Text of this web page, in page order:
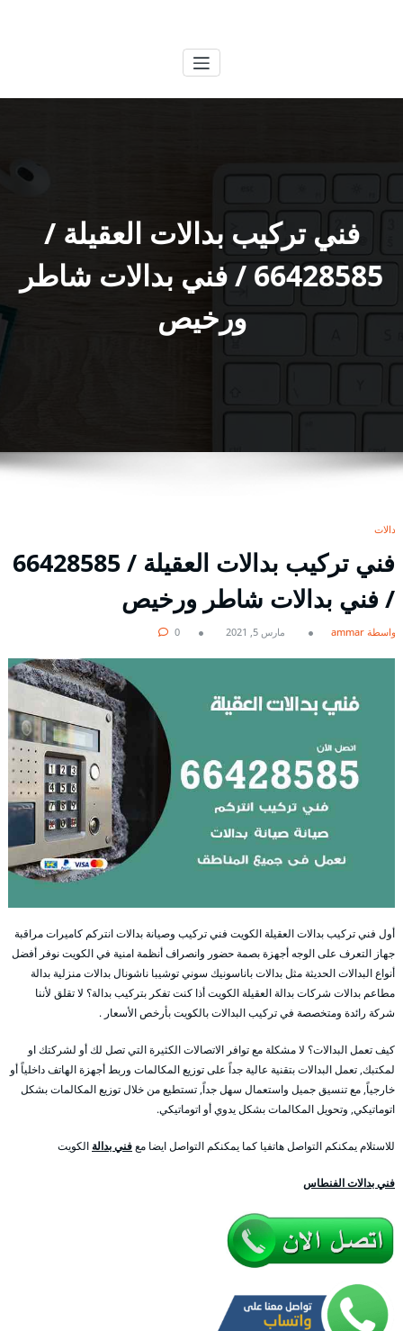
فني تركيب بدالات العقيلة /
66428585 / فني بدالات شاطر
ورخيص
بدالات
فني تركيب بدالات العقيلة / 66428585
/ فني بدالات شاطر ورخيص
بواسطة ammar مارس 5, 2021 0
أول فني تركيب بدالات العقيلة الكويت فني تركيب وصيانة بدالات انتركم كاميرات مراقبة
جهاز التعرف على الوجه أجهزة بصمة حضور وانصراف أنظمة امنية في الكويت نوفر أفضل
أنواع البدالات الحديثة مثل بدالات باناسونيك سوني توشيبا ناشونال بدالات منزلية بدالة
مطاعم بدالات شركات بدالة العقيلة الكويت أذا كنت تفكر بتركيب بدالة؟ لا تقلق لأننا
شركة رائدة ومتخصصة في تركيب البدالات بالكويت بأرخص الأسعار .
كيف تعمل البدالات؟ لا مشكلة مع توافر الاتصالات الكثيرة التي تصل لك أو لشركتك او
لمكتبك, تعمل البدالات بتقنية عالية جداً على توزيع المكالمات وربط أجهزة الهاتف داخلياً أو
خارجياً, مع تنسيق جميل واستعمال سهل جداً, تستطيع من خلال توزيع المكالمات بشكل
اتوماتيكي, وتحويل المكالمات بشكل يدوي أو اتوماتيكي.
للاستلام يمكنكم التواصل هاتفيا كما يمكنكم التواصل ايضا معفني بدالة الكويت
فني بدالات الفنطاس